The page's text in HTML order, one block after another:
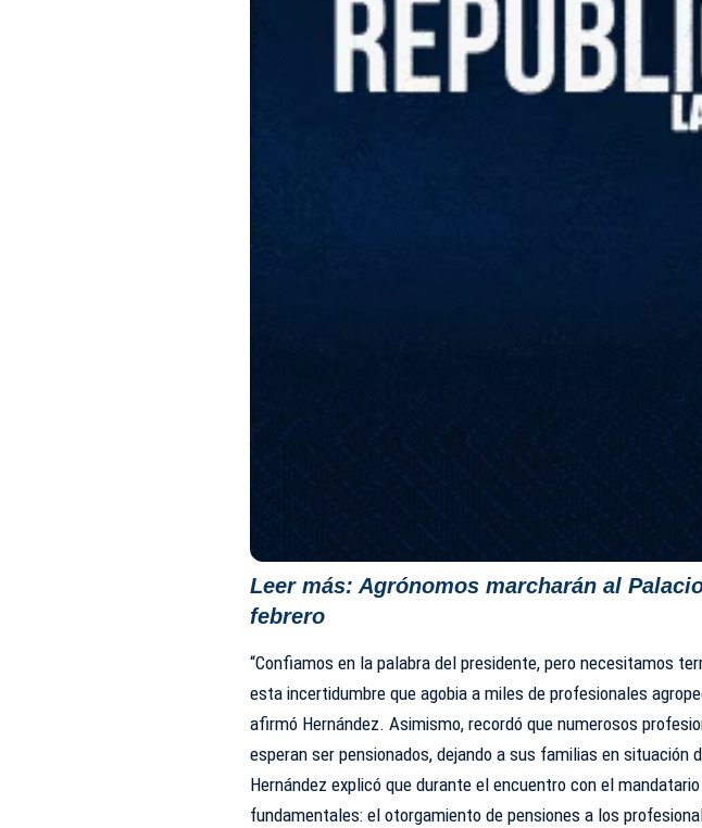
Leer más:Agrónomos marcharán al
febrero
“Confiamos en la palabra del presidente, pero necesitamos
esta incertidumbre que agobia a miles de profesionales
afirmó Hernández. Asimismo, recordó que numerosos
esperan ser pensionados, dejando a sus familias en situación
Hernández explicó que durante el encuentro con el
fundamentales: el otorgamiento de pensiones a los